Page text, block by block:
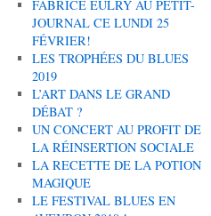
FABRICE EULRY AU PETIT-
JOURNAL CE LUNDI 25
FÉVRIER!
LES TROPHÉES DU BLUES
2019
L’ART DANS LE GRAND
DÉBAT ?
UN CONCERT AU PROFIT DE
LA RÉINSERTION SOCIALE
LA RECETTE DE LA POTION
MAGIQUE
LE FESTIVAL BLUES EN